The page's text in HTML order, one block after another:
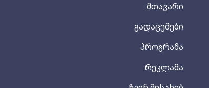
მთავარი
გადაცემები
პროგრამა
რეკლამა